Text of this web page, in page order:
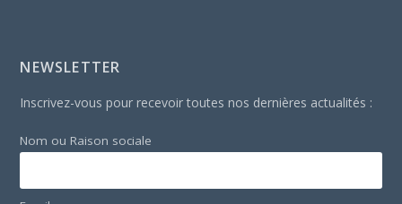
NEWSLETTER
Inscrivez-vous pour recevoir toutes nos dernières actualités :
Nom ou Raison sociale